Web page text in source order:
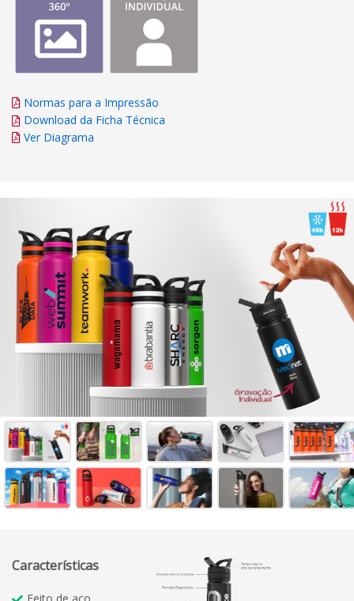
Normas para a Impressão
Download da Ficha Técnica
Ver Diagrama
Características